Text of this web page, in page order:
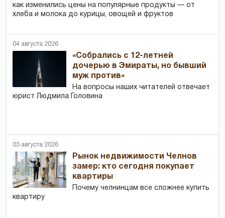
как изменились цены на популярные продукты — от
хлеба и молока до курицы, овощей и фруктов
04 августа 2026
«Собрались с 12-летней
дочерью в Эмираты, но бывший
муж против»
На вопросы наших читателей отвечает
юрист Людмила Головина
03 августа 2026
Рынок недвижимости Челнов
замер: кто сегодня покупает
квартиры
Почему челнинцам все сложнее купить
квартиру